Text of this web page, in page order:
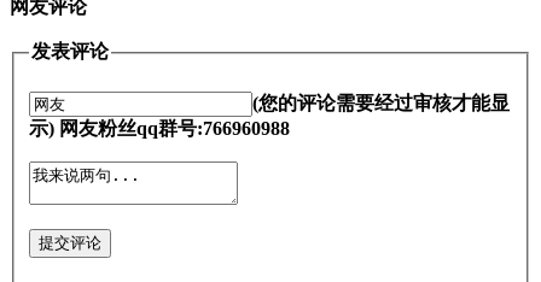
网友评论
发表评论
(您的评论需要经过审核才能显
示) 网友粉丝qq群号:766960988
提交评论